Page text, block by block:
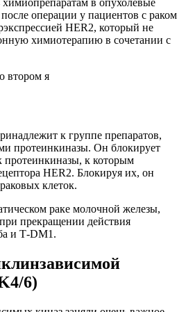
в опухолевые
операции у пациентов с раком
HER2, который не
химиотерапию в сочетании с
втором я
к группе препаратов,
протеинкиназы. Он блокирует
протеинкиназы, к которым
HER2. Блокируя их, он
клеток.
раке молочной железы,
прекращении действия
и Т-DM1.
6)